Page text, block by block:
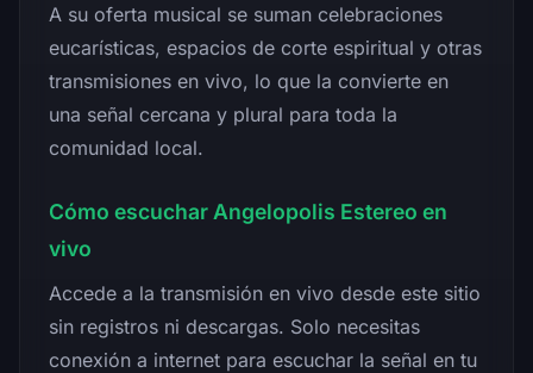
A su oferta musical se suman celebraciones
eucarísticas, espacios de corte espiritual y otras
transmisiones en vivo, lo que la convierte en
una señal cercana y plural para toda la
comunidad local.
Cómo escuchar Angelopolis Estereo en
vivo
Accede a la transmisión en vivo desde este sitio
sin registros ni descargas. Solo necesitas
conexión a internet para escuchar la señal en tu